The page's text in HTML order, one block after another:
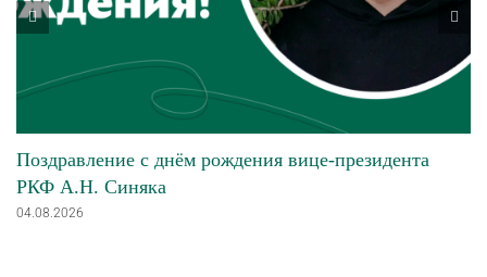
Поздравление с днём рождения вице-президента
РКФ А.Н. Синяка
04.08.2026